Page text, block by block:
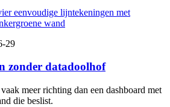
29
zonder datadoolhof
meer richting dan een dashboard met
die beslist.